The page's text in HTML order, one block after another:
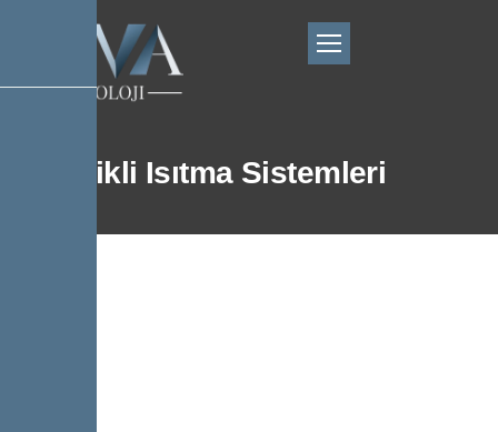
Elektrikli Isıtma Sistemleri